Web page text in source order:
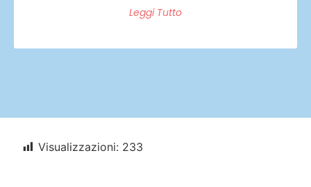
Leggi Tutto
Visualizzazioni: 233